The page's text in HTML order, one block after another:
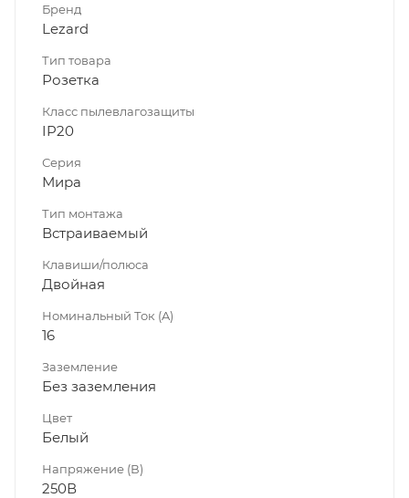
Бренд
Lezard
Тип товара
Розетка
Класс пылевлагозащиты
IP20
Серия
Мира
Тип монтажа
Встраиваемый
Клавиши/полюса
Двойная
Номинальный Ток (A)
16
Заземление
Без заземления
Цвет
Белый
Напряжение (В)
250В